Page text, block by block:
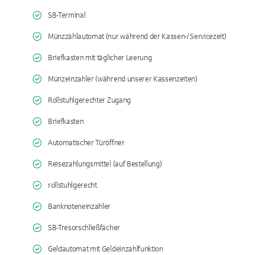
SB-Terminal
Münzzählautomat (nur während der Kassen-/ Servicezeit)
Briefkasten mit täglicher Leerung
Münzeinzahler (während unserer Kassenzeiten)
Rollstuhlgerechter Zugang
Briefkasten
Automatischer Türöffner
Reisezahlungsmittel (auf Bestellung)
rollstuhlgerecht
Banknoteneinzahler
SB-Tresorschließfächer
Geldautomat mit Geldeinzahlfunktion